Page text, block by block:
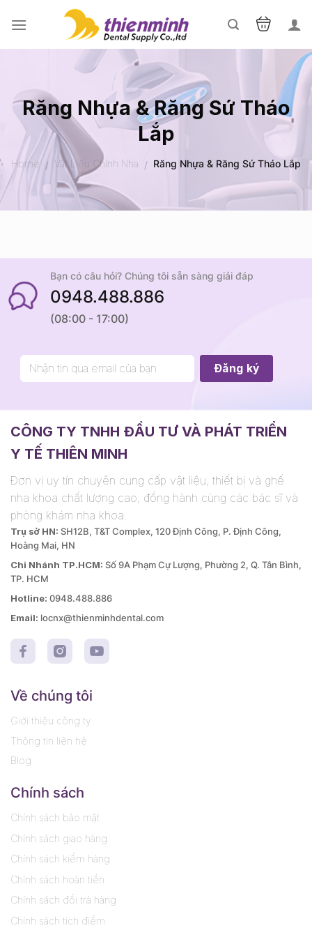
Răng Nhựa & Răng Sứ Tháo
Lắp
Home / Vật Liệu Chỉnh Nha / Răng Nhựa & Răng Sứ Tháo Lắp
Bạn có câu hỏi? Chúng tôi sẵn sàng giải đáp
0948.488.886
(08:00 - 17:00)
CÔNG TY TNHH ĐẦU TƯ VÀ PHÁT TRIỂN
Y TẾ THIÊN MINH
Đơn vị uy tín chuyên cung cấp vật liệu, thiết bị và ghế
nha khoa chất lượng cao, đồng hành cùng các bác sĩ và
phòng khám nha khoa.
Trụ sở HN: SH12B, T&T Complex, 120 Định Công, P. Định Công,
Hoàng Mai, HN
Chi Nhánh TP.HCM: Số 9A Phạm Cự Lượng, Phường 2, Q. Tân Bình,
TP. HCM
Hotline: 0948.488.886
Email: locnx@thienminhdental.com
Về chúng tôi
Giới thiệu công ty
Thông tin liên hệ
Blog
Chính sách
Chính sách bảo mật
Chính sách giao hàng
Chính sách kiểm hàng
Chính sách hoàn tiền
Chính sách đổi trả hàng
Chính sách tích điểm